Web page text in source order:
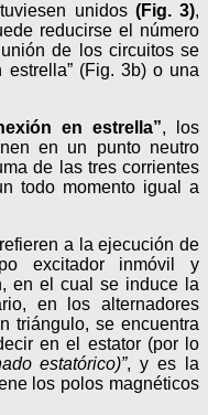
unidos (Fig. 3),
reducirse el número
de los circuitos se
estrella” (Fig. 3b) o una
en estrella”, los
en un punto neutro
de las tres corrientes
todo momento igual a
a la ejecución de
excitador inmóvil y
en el cual se induce la
en los alternadores
triángulo, se encuentra
en el estator (por lo
estatórico)”, y es la
los polos magnéticos